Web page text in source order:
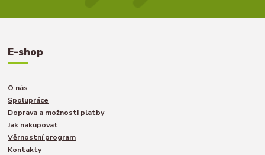
E-shop
O nás
Spolupráce
Doprava a možnosti platby
Jak nakupovat
Věrnostní program
Kontakty